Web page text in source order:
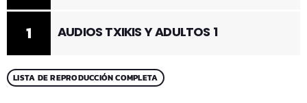
1 AUDIOS TXIKIS Y ADULTOS 1
LISTA DE REPRODUCCIÓN COMPLETA